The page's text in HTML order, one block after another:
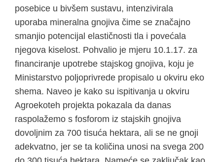
posebice u bivšem sustavu, intenzivirala
uporaba mineralna gnojiva čime se značajno
smanjio potencijal elastičnosti tla i povećala
njegova kiselost. Pohvalio je mjeru 10.1.17. za
financiranje upotrebe stajskog gnojiva, koju je
Ministarstvo poljoprivrede propisalo u okviru eko
shema. Naveo je kako su ispitivanja u okviru
Agroekoteh projekta pokazala da danas
raspolažemo s fosforom iz stajskih gnojiva
dovoljnim za 700 tisuća hektara, ali se ne gnoji
adekvatno, jer se ta količina unosi na svega 200